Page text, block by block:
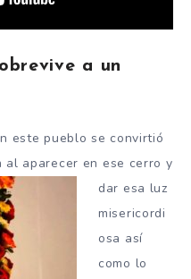
a un
este pueblo se convirtió
al aparecer en ese cerro y
dar esa luz
misericordi
osa así
como lo